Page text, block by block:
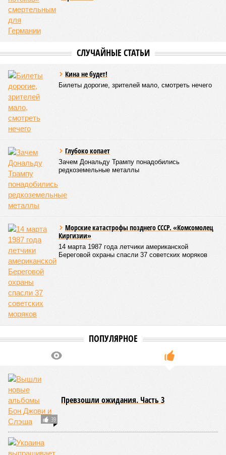
ничего РЖД не компенсировать. Модернизация железных
дорог Армении за счёт России в Ереване считается
совершенно естественной»
Андрей Суздальцев.
Вот только почему для менеджмента РЖД столь же
«железку» тогда, когда на российских железных дорогах не
тольконе решенынынешние проблемы, но и постоянно
возникают
Белозёров?
Гарник Туманян, политолог
своими европейскими партнёрами могут
инициировать новый проект на территории Армении
подобно трамповскому TRIPP, где будет создана
европейская концессия для управления путями, а
доходы от эксплуатации путей будут делиться плюс-
минус в таком же соотношении, как с американцами
Мирослава Регинская, публицист
– Довольно вероятным представляется вариант
развития событий, при котором после ухода РЖД
железные дороги Армении быстро обретут другого
спонсора. Вряд ли Пашинян стал бы провоцировать
РЖД совсем без гарантий. В сущности, это очередной
и привычный уже «слив» России бывшими союзниками.
Потерянные нами сателлиты ищут и обретают
новых хозяев, и никакая благодарность или даже
подаренная от щедрот Российского государства
значительная выгода их в этом не могут остановить.
РЖД – в отместку за закрытие российских рынков. Ну
и вообще, чтобы ничего российского в стране не
осталось. Вместе с тем, если маленький Пашинян
отожмёт актив большой РЖД в маленькой Армении,
то о какой результативной внешней политике России
можно будет говорить в принципе?